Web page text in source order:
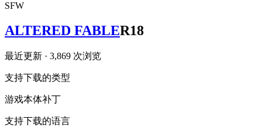
SFW
ALTERED FABLER18
最近更新 · 3,869 次浏览
支持下载的类型
游戏本体补丁
支持下载的语言